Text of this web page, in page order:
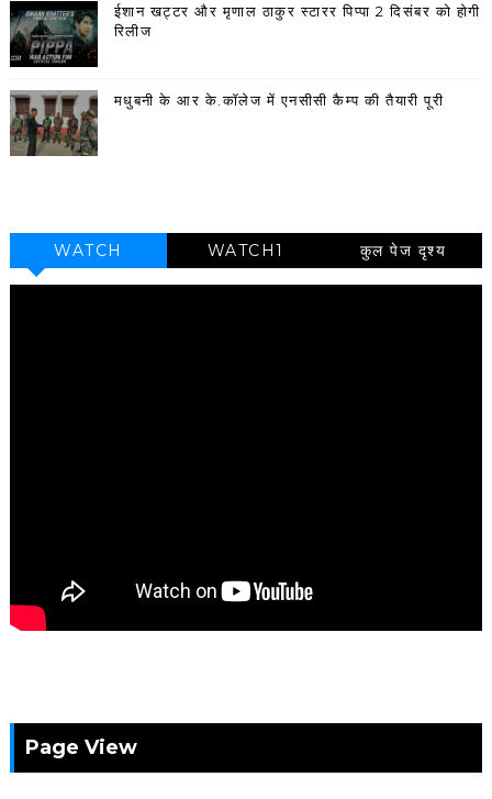
ईशान खट्टर और मृणाल ठाकुर स्टारर पिप्पा 2 दिसंबर को होगी
रिलीज
मधुबनी के आर के.कॉलेज में एनसीसी कैम्प की तैयारी पूरी
WATCH WATCH1 कुल पेज दृश्य
Page View